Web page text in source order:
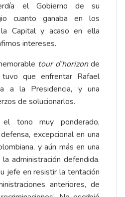
el Gobierno de su
cuanto ganaba en los
Capital y acaso en ella
intereses.
tour d’horizonde
que enfrentar Rafael
a la Presidencia, y una
de solucionarlos.
tono muy ponderado,
excepcional en una
y aún más en una
administración defendida.
jefe en resistir la tentación
anteriores, de